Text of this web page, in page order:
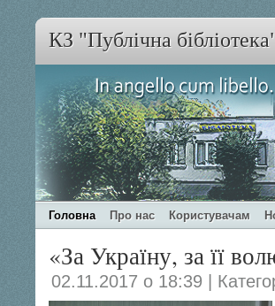
КЗ "Публічна
Головна Про нас Користувачам
«За Україну, за її
02.11.2017 о 18:39 |